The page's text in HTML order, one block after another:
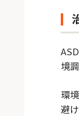
境
環
避